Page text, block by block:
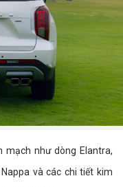
mạch như dòng Elantra,
và các chi tiết kim